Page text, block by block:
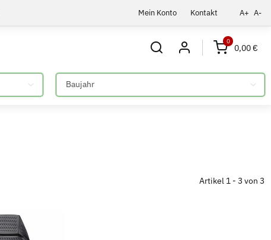
Mein Konto Kontakt A+ A-
0
0,00 €
Bitte auswählen
Artikel 1 - 3 von 3